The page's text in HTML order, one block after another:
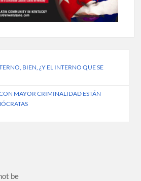
BIEN, ¿Y EL INTERNO QUE SE
MAYOR CRIMINALIDAD ESTÁN
be